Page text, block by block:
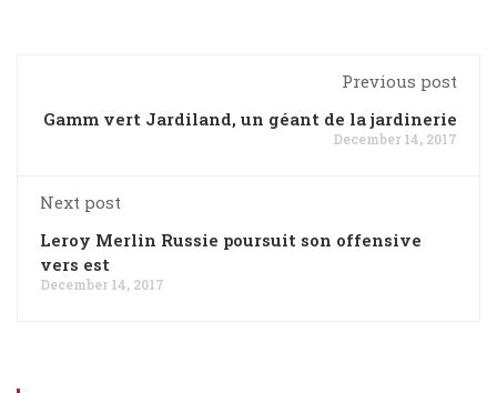
Previous post
Gamm vert Jardiland, un géant de la jardinerie
December 14, 2017
Next post
Leroy Merlin Russie poursuit son offensive
vers est
December 14, 2017